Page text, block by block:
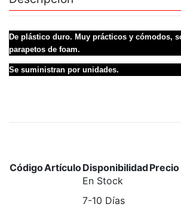
De plástico duro. Muy prácticos y cómodos,
parapetos de foam.
Se suministran por unidades.
CódigoArtículoDisponibilidadPrecio
En Stock
7-10 Días